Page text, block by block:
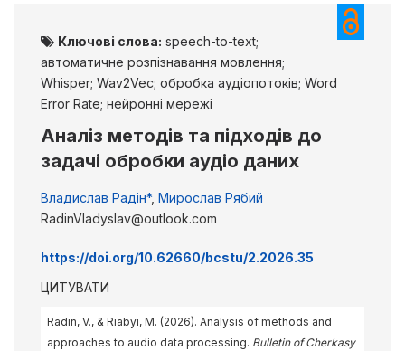
Ключові слова: speech-to-text;
автоматичне розпізнавання мовлення;
Whisper; Wav2Vec; обробка аудіопотоків; Word
Error Rate; нейронні мережі
Аналіз методів та підходів до
задачі обробки аудіо даних
Владислав Радін*, Мирослав Рябий
RadinVladyslav@outlook.com
https://doi.org/10.62660/bcstu/2.2026.35
ЦИТУВАТИ
Radin, V., & Riabyi, M. (2026). Analysis of methods and
approaches to audio data processing. Bulletin of Cherkasy